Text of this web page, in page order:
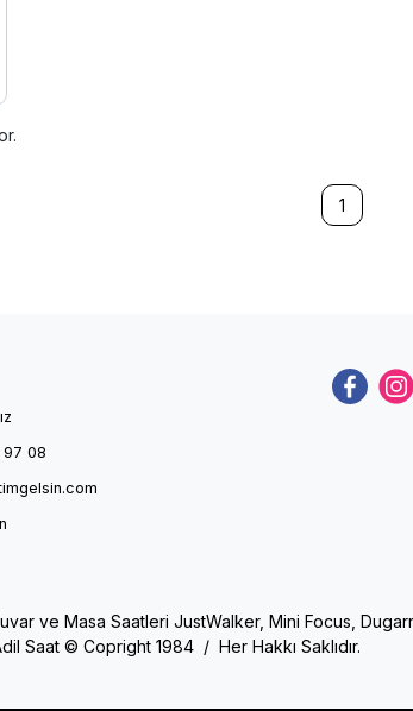
1
08
ve Masa Saatleri JustWalker, Mini Focus,
Saat © Copright 1984 / Her Hakkı Saklıdır.